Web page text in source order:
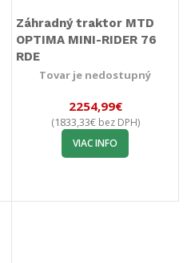
Záhradný traktor MTD
OPTIMA MINI-RIDER 76
RDE
Tovar je nedostupný
2254,99€
(1833,33€bez DPH)
VIAC INFO